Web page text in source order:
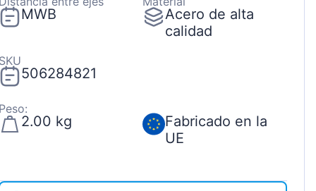
MWB
Acero de alta
calidad
506284821
2.00 kg
Fabricado en la
UE